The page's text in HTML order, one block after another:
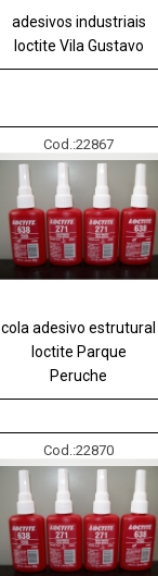
adesivos industriais
loctite Vila Gustavo
Cod.:22867
cola adesivo estrutural
loctite Parque
Peruche
Cod.:22870